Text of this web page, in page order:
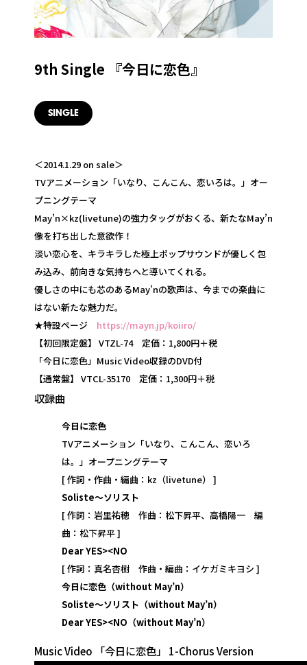
9th Single 『今日に恋色』
SINGLE
＜2014.1.29 on sale＞
TVアニメーション「いなり、こんこん、恋いろは。」オー
プニングテーマ
May’n×kz(livetune)の強力タッグがおくる、新たなMay’n
像を打ち出した意欲作！
淡い恋心を、キラキラした極上ポップサウンドが優しく包
み込み、前向きな気持ちへと導いてくれる。
優しさの中にも芯のあるMay’nの歌声は、今までの楽曲に
はない新たな魅力だ。
★特設ページ https://mayn.jp/koiiro/
【初回限定盤】 VTZL-74 定価：1,800円＋税
「今日に恋色」Music Video収録のDVD付
【通常盤】 VTCL-35170 定価：1,300円＋税
収録曲
今日に恋色
TVアニメーション「いなり、こんこん、恋いろ
は。」オープニングテーマ
[ 作詞・作曲・編曲：kz（livetune） ]
Soliste～ソリスト
[ 作詞：岩里祐穂 作曲：松下昇平、高橋陽一 編
曲：松下昇平 ]
Dear YES><NO
[ 作詞：真名杏樹 作曲・編曲：イケガミキヨシ ]
今日に恋色（without May’n）
Soliste～ソリスト（without May’n）
Dear YES><NO（without May’n）
Music Video 「今日に恋色」 1-Chorus Version